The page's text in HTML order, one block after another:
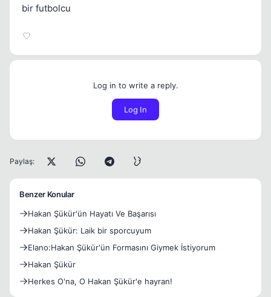
bir futbolcu
Log in to write a reply.
Log In
Paylaş:
Benzer Konular
Hakan Şükür'ün Hayatı Ve Başarısı
Hakan Şükür: Laik bir sporcuyum
Elano:Hakan Şükür'ün Formasını Giymek İstiyorum
Hakan Şükür
Herkes O'na, O Hakan Şükür'e hayran!